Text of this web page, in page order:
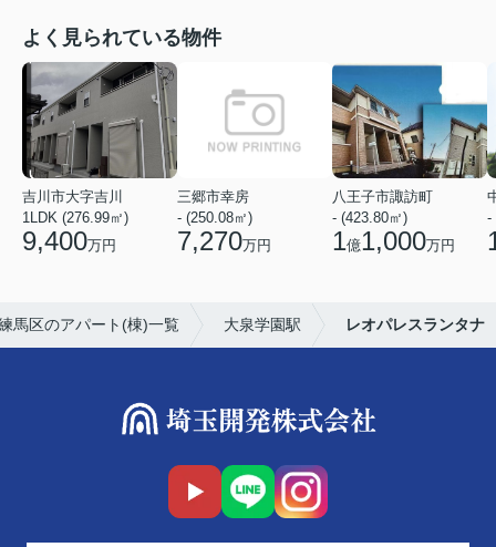
よく見られている物件
吉川市大字吉川
1LDK (276.99㎡)
9,400万円
三郷市幸房
- (250.08㎡)
7,270万円
八王子市諏訪町
- (423.80㎡)
1億1,000万円
-
馬区のアパート(棟)一覧 大泉学園駅 レオパレスランタナ